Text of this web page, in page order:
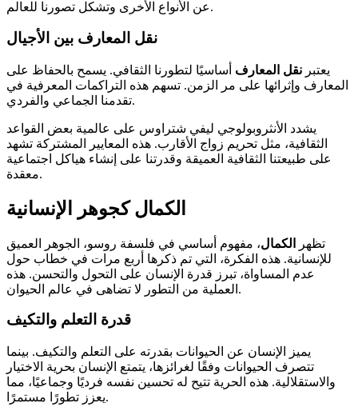
عن الأنواع الأخرى وتشكل تصورنا للعالم.
نقل المعارف بين الأجيال
يعتبر نقل المعارف أساسيًا لتطورنا الثقافي. يسمح بالحفاظ على
المعارف وإثرائها على مر الزمن. تسهم هذه التراكمات المعرفية في
تقدمنا الجماعي والفردي.
يشدد الأنثروبولوجي ليفي شتراوس على عالمية بعض القواعد
الثقافية، مثل تحريم زواج الأقارب. هذه المعايير المشتركة تشهد
على طبيعتنا الثقافية العميقة وقدرتنا على إنشاء هياكل اجتماعية
معقدة.
الكمال كجوهر الإنسانية
تظهر الكمال، مفهوم أساسي في فلسفة روسو، الجوهر العميق
للإنسانية. هذه الفكرة، التي تم ذكرها أربع مرات في خطاب حول
عدم المساواة، تبرز قدرة الإنسان على التحول والتحسن. هذه
العملية من التطور لا تضاهى في عالم الحيوان.
قدرة التعلم والتكيف
يميز الإنسان عن الحيوانات بقدرته على التعلم والتكيف. بينما
تتصرف الحيوانات وفقًا لغرائزها، يتمتع الإنسان بحرية الاختيار
والاستقلالية. هذه الحرية تتيح له تحسين نفسه فرديًا وجماعيًا، مما
يعزز تطورًا مستمرًا.